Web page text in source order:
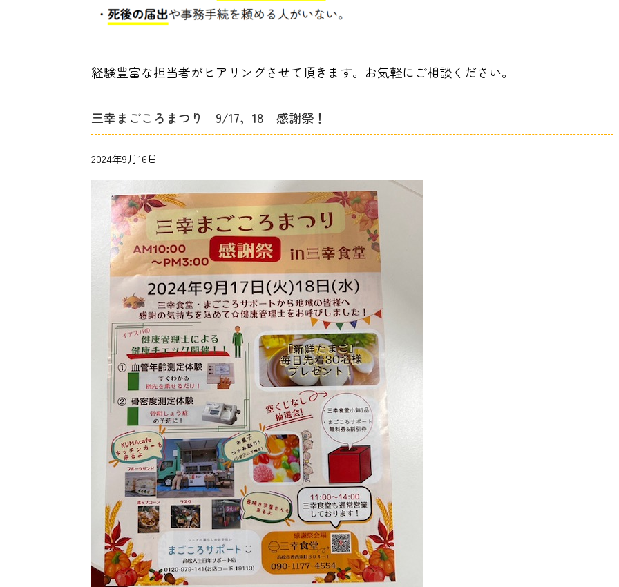
経験豊富な担当者がヒアリングさせて頂きます。お気軽にご相談ください。
三幸まごころまつり 9/17，18 感謝祭！
2024年9月16日